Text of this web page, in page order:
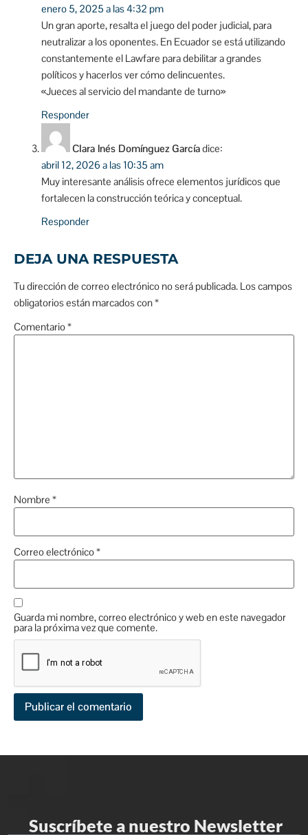
enero 5, 2025 a las 4:32 pm
Un gran aporte, resalta el juego del poder judicial, para
neutralizar a los oponentes. En Ecuador se está utilizando
constantemente el Lawfare para debilitar a grandes
políticos y hacerlos ver cómo delincuentes.
«Jueces al servicio del mandante de turno»
Responder
Clara Inés Domínguez Garcíadice:
abril 12, 2026 a las 10:35 am
Muy interesante análisis ofrece elementos jurídicos que
fortalecen la construcción teórica y conceptual.
Responder
DEJA UNA RESPUESTA
Tu dirección de correo electrónico no será publicada. Los campos
obligatorios están marcados con*
Comentario*
Nombre *
Correo electrónico*
Guarda mi nombre, correo electrónico y web en este navegador
para la próxima vez que comente.
Suscríbete a nuestro Newsletter